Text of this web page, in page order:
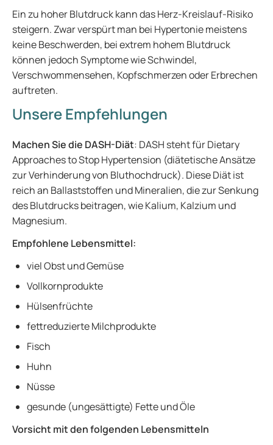
Ein zu hoher Blutdruck kann das Herz-Kreislauf-Risiko
steigern. Zwar verspürt man bei Hypertonie meistens
keine Beschwerden, bei extrem hohem Blutdruck
können jedoch Symptome wie Schwindel,
Verschwommensehen, Kopfschmerzen oder Erbrechen
auftreten.
Unsere Empfehlungen
Machen Sie die DASH-Diät: DASH steht für Dietary
Approaches to Stop Hypertension (diätetische Ansätze
zur Verhinderung von Bluthochdruck). Diese Diät ist
reich an Ballaststoffen und Mineralien, die zur Senkung
des Blutdrucks beitragen, wie Kalium, Kalzium und
Magnesium.
Empfohlene Lebensmittel:
viel Obst und Gemüse
Vollkornprodukte
Hülsenfrüchte
fettreduzierte Milchprodukte
Fisch
Huhn
Nüsse
gesunde (ungesättigte) Fette und Öle
Vorsicht mit den folgenden Lebensmitteln